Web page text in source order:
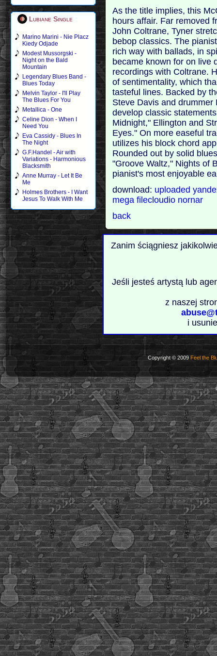
Lubiane Single
Marino Marini - Nie Placz
Kiedy Odjade
Modest Mussorgski -
Night on the Bald
Mountain
Legendary Blues Band -
Blues Today
Melvin Taylor - I'll Play
The Blues For You
Metallica - One
Celine Dion - When I
Need You
Eva Cassidy - Blues In
The Night
G.F.Handel - Air with
Variations - Harmonious
Blacksmith
Anne Murray - Let It Be
Me
Holmes Brothers - I Want
Jesus To Walk With Me
As the title implies, this
hours affair. Far removed
John Coltrane, Tyner
bebop classics. The
rich way with ballads, in
became known for on live
recordings with Coltrane.
of sentimentality, which
tasteful lines. Backed by
Steve Davis and
develop classic
Midnight," Ellington and
Eyes." On more easeful
utilizes his block chord
Rounded out by solid
"Groove Waltz," Nights of
pianist's most enjoyable
download: uploaded
megafilecloudio nornar
back
Zanim ściągniesz
Jeśli jesteś artystą lub
z naszej
i
Copyright © 2009 Feel the